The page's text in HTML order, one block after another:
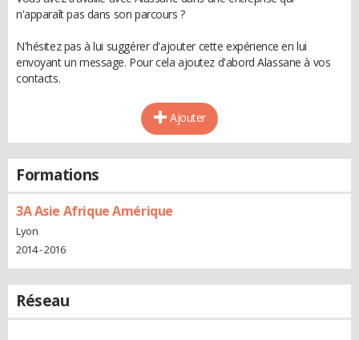
n'apparaît pas dans son parcours ?
N'hésitez pas à lui suggérer d'ajouter cette expérience en lui
envoyant un message. Pour cela ajoutez d'abord Alassane à vos
contacts.
Ajouter
Formations
3A Asie Afrique Amérique
Lyon
2014 - 2016
Réseau